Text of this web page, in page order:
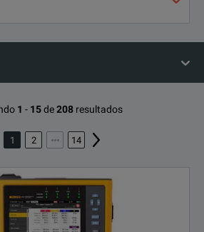
1 - 15de208 resultados
1 2 14